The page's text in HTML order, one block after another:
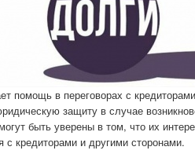
помощь в переговорах с
защиту в случае
быть уверены в том, что их
с кредиторами и другими сторонами.